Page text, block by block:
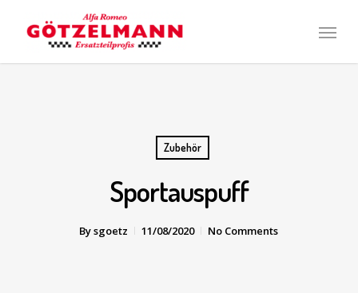
Menu
Zubehör
Sportauspuff
Bysgoetz 11/08/2020 No Comments